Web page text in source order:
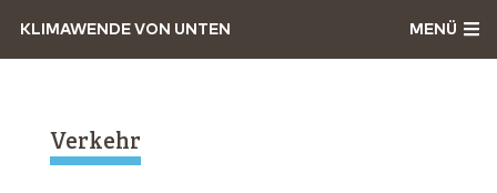
KLIMAWENDE VON UNTEN MENÜ
Verkehr